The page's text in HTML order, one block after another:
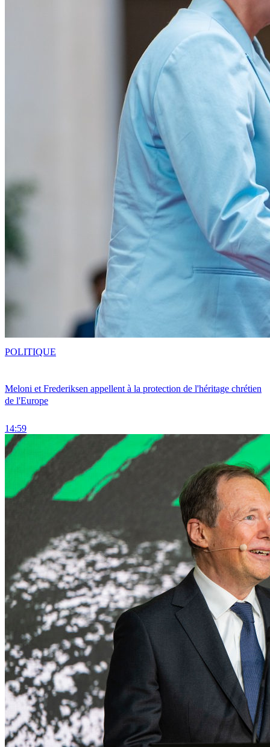
Meloni et Frederiksen appellent à la protection de l'héritage chrétien
de l'Europe
14:59
POLITIQUE